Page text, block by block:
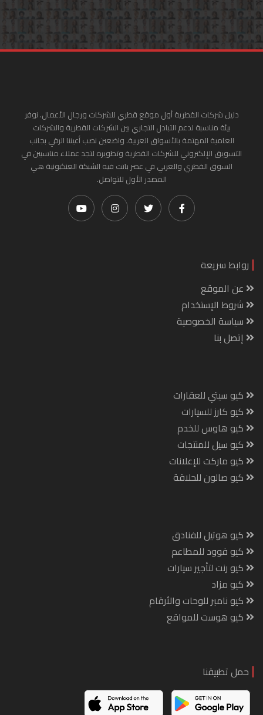
دليل شركات القطرية أول موقع قطري للشركات ورجال الأعمال. نوفر
بيئة مناسبة لدعم التبادل التجاري بين الشركات القطرية والشركات
العامية المهتمة بالأسواق العربية. واضعين نصب أعيننا الرقي بجانب
التسويق الإلكتروني للشركات القطرية وتطويره لتجد عملاء مناسبين في
السوق القطري والعربي في عصر باتت فيه الشبكة العنكبونية هي
المصدر الأول للتواصل.
روابط سريعة
عن الموقع
شروط الإستخدام
سياسة الخصوصية
إتصل بنا
كيو سيتي للعقارات
كيو كارز للسيارات
كيو هاوس للخدم
كيو سيل للمنتجات
كيو ماركت للإعلانات
كيو صالون للحلاقة
كيو هوتيل للفنادق
كيو فوود للمطاعم
كيو رنت لتأجير سيارات
كيو مزاد
كيو نامبر للوحات والأرقام
كيو هوست للمواقع
حمل تطبيقنا